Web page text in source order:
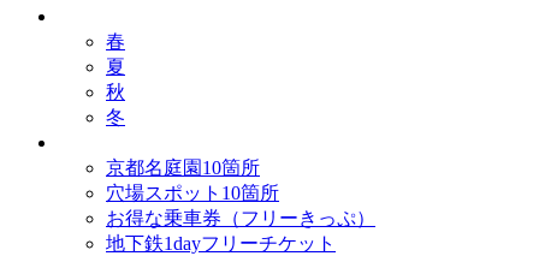
春
夏
秋
冬
京都名庭園10箇所
穴場スポット10箇所
お得な乗車券（フリーきっぷ）
地下鉄1dayフリーチケット